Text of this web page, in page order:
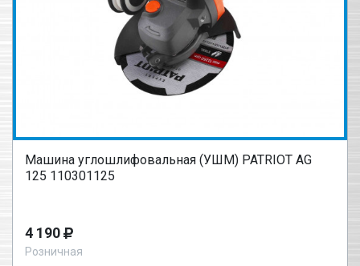
Машина углошлифовальная (УШМ) PATRIOT AG
125 110301125
4 190
Розничная